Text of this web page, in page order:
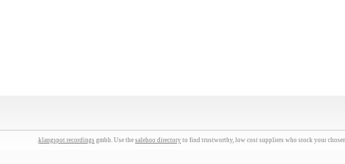
klangspot recordings gmbh. Use the salehoo directory to find trustworthy, low cost suppliers who stock your